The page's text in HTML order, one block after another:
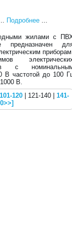
Подробнее ...
жилами с
с
В частотой до 100
В.
101-120 | 121-140 | 141-